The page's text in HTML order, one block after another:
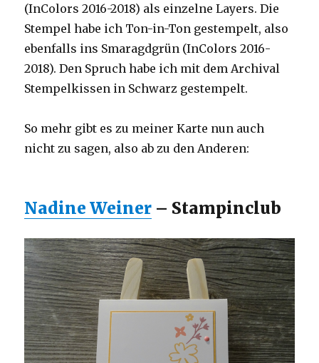
(InColors 2016-2018) als einzelne Layers. Die
Stempel habe ich Ton-in-Ton gestempelt, also
ebenfalls ins Smaragdgrün (InColors 2016-
2018). Den Spruch habe ich mit dem Archival
Stempelkissen in Schwarz gestempelt.
So mehr gibt es zu meiner Karte nun auch
nicht zu sagen, also ab zu den Anderen:
Nadine Weiner – Stampinclub